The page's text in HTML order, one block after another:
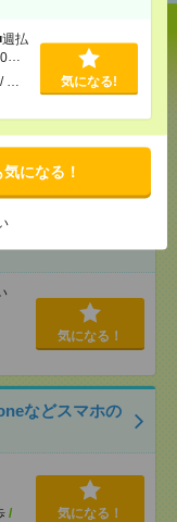
払
円
… 気になる!
になる！
お散歩付き添
レゼント】生
気になる！
などスマホの
/
気になる！